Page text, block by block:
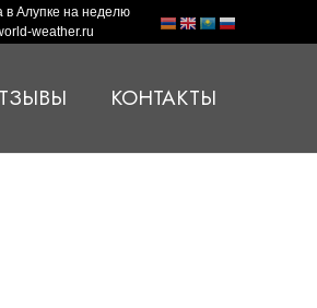
в Алупке на неделю
weather.ru
КОНТАКТЫ